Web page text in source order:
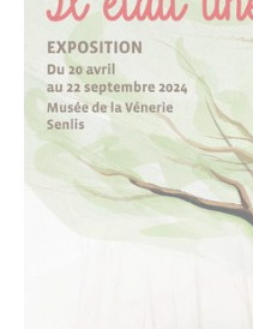
Publics
Scolaires, centres de loisirs
Groupes
Abonnés des musées
Tout l'agenda
Explorer les collections
Dossiers thématiques
Bibliothèques et
Œuvres commentées
Œuvres commentées